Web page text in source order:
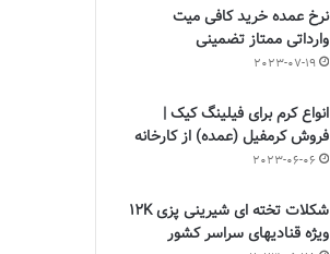
نرخ عمده خرید کافی میت
وارداتی ممتاز تضمینی
2023-07-19
انواع کرم برای فیلینگ کیک |
فروش کرمفیل (عمده) از کارخانه
2023-06-06
شکلات تخته ای شیرینی پزی 12K
ویژه قنادیهای سراسر کشور